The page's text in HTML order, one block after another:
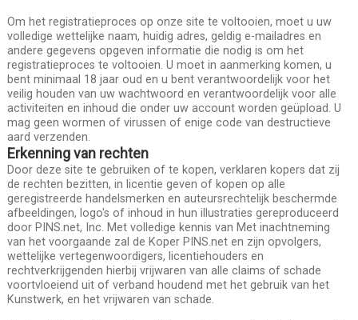
Om het registratieproces op onze site te voltooien, moet u uw
volledige wettelijke naam, huidig adres, geldig e-mailadres en
andere gegevens opgeven informatie die nodig is om het
registratieproces te voltooien. U moet in aanmerking komen, u
bent minimaal 18 jaar oud en u bent verantwoordelijk voor het
veilig houden van uw wachtwoord en verantwoordelijk voor alle
activiteiten en inhoud die onder uw account worden geüpload. U
mag geen wormen of virussen of enige code van destructieve
aard verzenden.
Erkenning van rechten
Door deze site te gebruiken of te kopen, verklaren kopers dat zij
de rechten bezitten, in licentie geven of kopen op alle
geregistreerde handelsmerken en auteursrechtelijk beschermde
afbeeldingen, logo's of inhoud in hun illustraties gereproduceerd
door PINS.net, Inc. Met volledige kennis van Met inachtneming
van het voorgaande zal de Koper PINS.net en zijn opvolgers,
wettelijke vertegenwoordigers, licentiehouders en
rechtverkrijgenden hierbij vrijwaren van alle claims of schade
voortvloeiend uit of verband houdend met het gebruik van het
Kunstwerk, en het vrijwaren van schade.